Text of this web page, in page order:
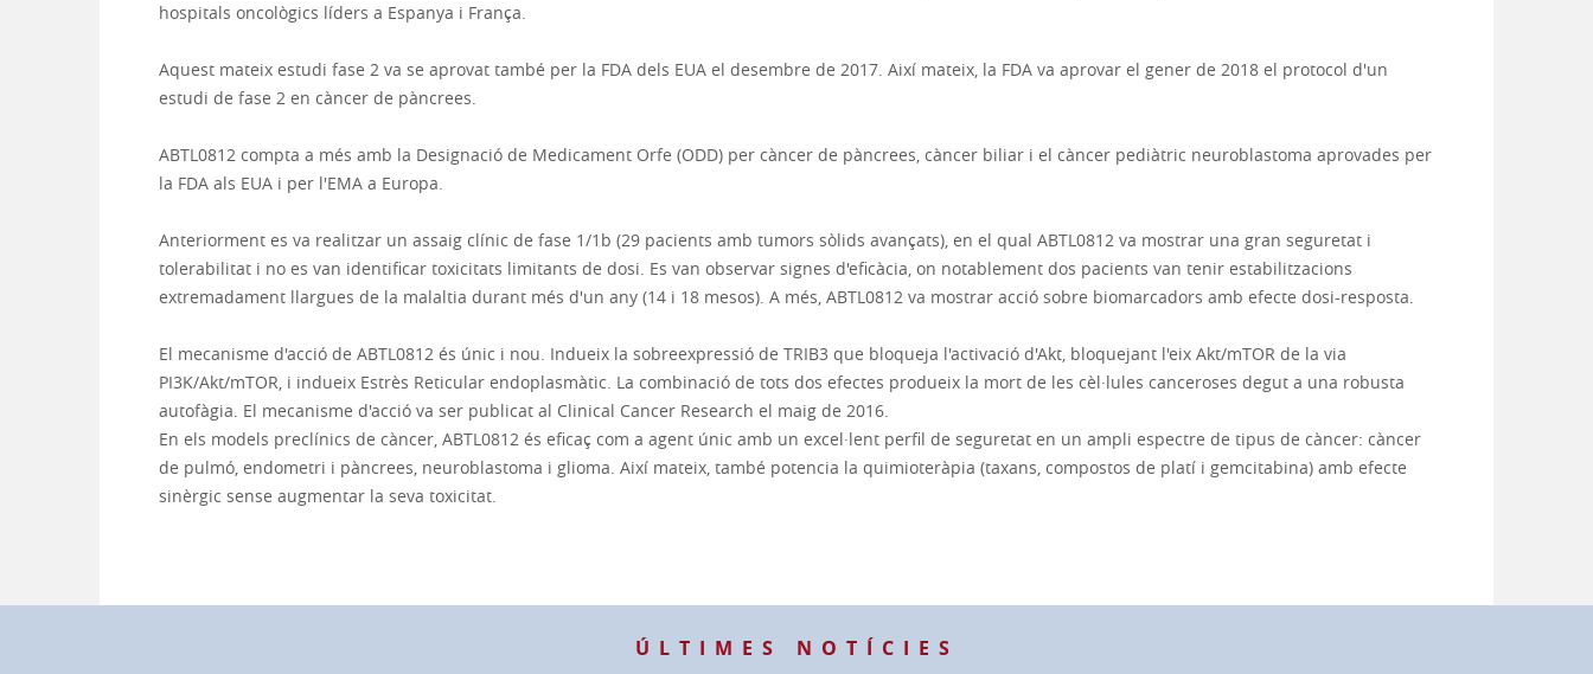
hospitals oncològics líders a Espanya i França.
Aquest mateix estudi fase 2 va se aprovat també per la FDA dels EUA el desembre de 2017. Així mateix, la FDA va aprovar el gener de 2018 el protocol d'un
estudi de fase 2 en càncer de pàncrees.
ABTL0812 compta a més amb la Designació de Medicament Orfe (ODD) per càncer de pàncrees, càncer biliar i el càncer pediàtric neuroblastoma aprovades per
la FDA als EUA i per l'EMA a Europa.
Anteriorment es va realitzar un assaig clínic de fase 1/1b (29 pacients amb tumors sòlids avançats), en el qual ABTL0812 va mostrar una gran seguretat i
tolerabilitat i no es van identificar toxicitats limitants de dosi. Es van observar signes d'eficàcia, on notablement dos pacients van tenir estabilitzacions
extremadament llargues de la malaltia durant més d'un any (14 i 18 mesos). A més, ABTL0812 va mostrar acció sobre biomarcadors amb efecte dosi-resposta.
El mecanisme d'acció de ABTL0812 és únic i nou. Indueix la sobreexpressió de TRIB3 que bloqueja l'activació d'Akt, bloquejant l'eix Akt/mTOR de la via
PI3K/Akt/mTOR, i indueix Estrès Reticular endoplasmàtic. La combinació de tots dos efectes produeix la mort de les cèl·lules canceroses degut a una robusta
autofàgia. El mecanisme d'acció va ser publicat al Clinical Cancer Research el maig de 2016.
En els models preclínics de càncer, ABTL0812 és eficaç com a agent únic amb un excel·lent perfil de seguretat en un ampli espectre de tipus de càncer: càncer
de pulmó, endometri i pàncrees, neuroblastoma i glioma. Així mateix, també potencia la quimioteràpia (taxans, compostos de platí i gemcitabina) amb efecte
sinèrgic sense augmentar la seva toxicitat.
ÚLTIMES NOTÍCIES